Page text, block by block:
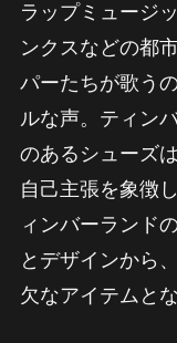
ラップミュージ
ンクスなどの都
パーたちが歌う
ルな声。ティン
のあるシューズ
自己主張を象徴
ィンバーランド
とデザインから
欠なアイテムと